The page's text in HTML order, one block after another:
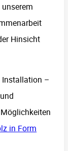
Hinsicht
Installation –
in Form